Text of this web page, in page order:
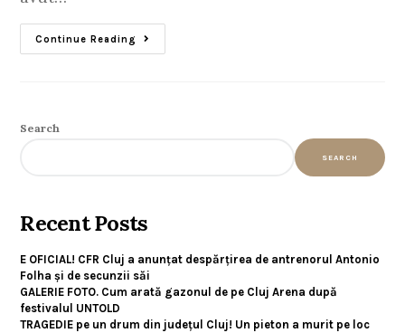
Continue Reading
Search
SEARCH
Recent Posts
E OFICIAL! CFR Cluj a anunțat despărțirea de antrenorul Antonio
Folha și de secunzii săi
GALERIE FOTO. Cum arată gazonul de pe Cluj Arena după
festivalul UNTOLD
TRAGEDIE pe un drum din județul Cluj! Un pieton a murit pe loc